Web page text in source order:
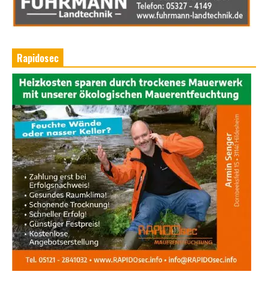
Rapidosec